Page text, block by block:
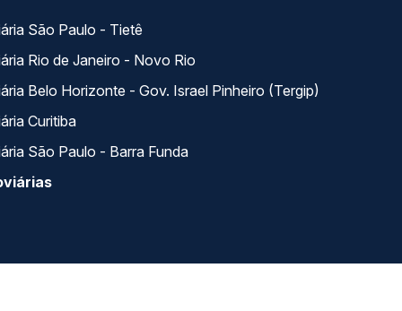
São Paulo - Tietê
Rio de Janeiro - Novo Rio
Belo Horizonte - Gov. Israel Pinheiro (Tergip)
Curitiba
São Paulo - Barra Funda